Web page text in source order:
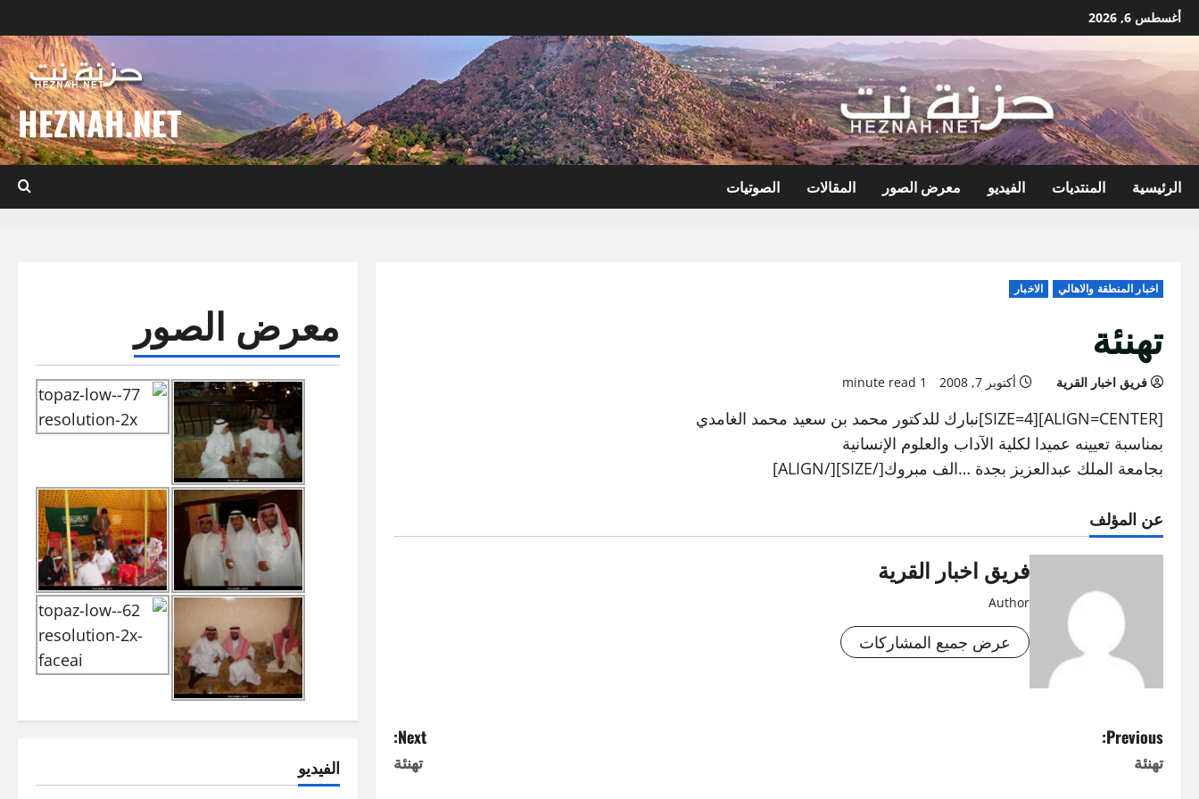
انتقل
إلى
أغسطس 6, 2026
HEZNAH.NET
الرئيسية المنتديات الفيديو معرض الصور المقالات الصوتيات
اخبار المنطقة والاهالي الاخبار
تهنئة
فريق اخبار القرية أكتوبر 7, 2008 1 minute read
[ALIGN=CENTER][SIZE=4]نبارك للدكتور محمد بن سعيد محمد الغامدي
بمناسبة تعيينه عميدا لكلية الآداب والعلوم الإنسانية
بجامعة الملك عبدالعزيز بجدة …الف مبروك[/SIZE][/ALIGN]
عن المؤلف
فريق اخبار القرية
Author
عرض جميع المشاركات
P
o
Previous:
تهنئة
Next:
تهنئة
معرض الصور
الفيديو